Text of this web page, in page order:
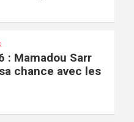
: Mamadou Sarr
chance avec les